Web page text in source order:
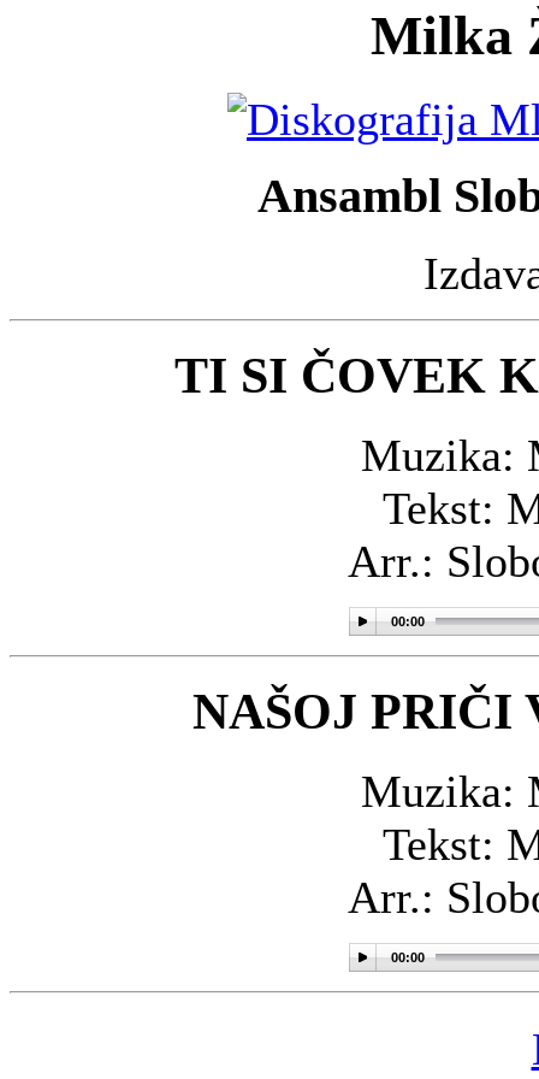
Milka
Ansambl
TI SI ČOVEK
Muzika:
Tekst:
Arr.:
00:00
NAŠOJ PRIČI
Muzika:
Tekst:
Arr.:
00:00